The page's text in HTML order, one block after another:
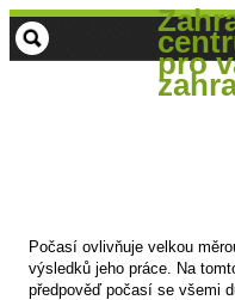
pro
Počasí ovlivňuje velkou
výsledků jeho práce. Na
předpověď počasí se všemi